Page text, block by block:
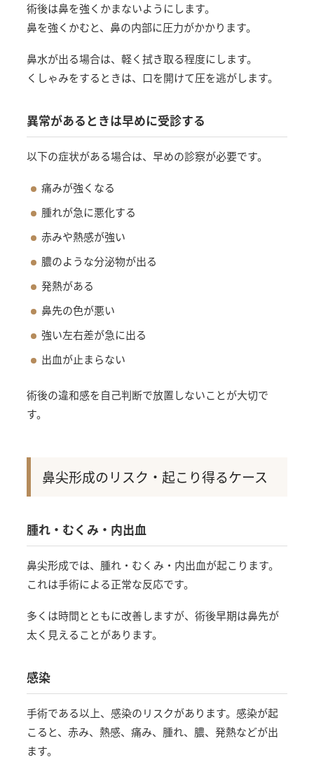
術後は鼻を強くかまないようにします。
鼻を強くかむと、鼻の内部に圧力がかかります。
鼻水が出る場合は、軽く拭き取る程度にします。
くしゃみをするときは、口を開けて圧を逃がします。
異常があるときは早めに受診する
以下の症状がある場合は、早めの診察が必要です。
痛みが強くなる
腫れが急に悪化する
赤みや熱感が強い
膿のような分泌物が出る
発熱がある
鼻先の色が悪い
強い左右差が急に出る
出血が止まらない
術後の違和感を自己判断で放置しないことが大切で
す。
鼻尖形成のリスク・起こり得るケース
腫れ・むくみ・内出血
鼻尖形成では、腫れ・むくみ・内出血が起こります。
これは手術による正常な反応です。
多くは時間とともに改善しますが、術後早期は鼻先が
太く見えることがあります。
感染
手術である以上、感染のリスクがあります。感染が起
こると、赤み、熱感、痛み、腫れ、膿、発熱などが出
ます。